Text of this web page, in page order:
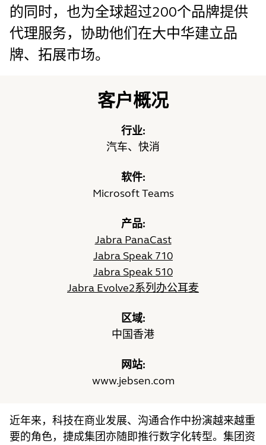
的同时，也为全球超过200个品牌提供
代理服务，协助他们在大中华建立品
牌、拓展市场。
客户概况
行业:
汽车、快消
软件:
Microsoft Teams
产品:
Jabra PanaCast
Jabra Speak 710
Jabra Speak 510
Jabra Evolve2系列办公耳麦
区域:
中国香港
网站:
www.jebsen.com
近年来，科技在商业发展、沟通合作中扮演越来越重
要的角色，捷成集团亦随即推行数字化转型。集团资